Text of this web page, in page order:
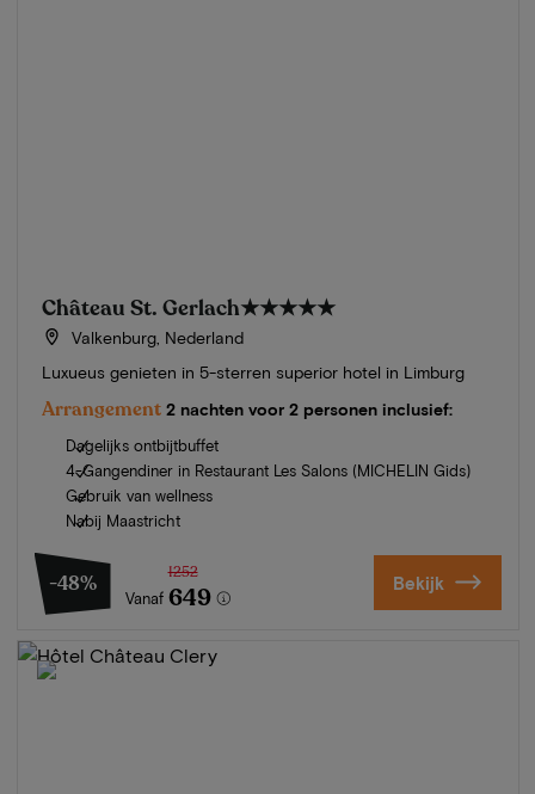
Château St. Gerlach★★★★★
Valkenburg, Nederland
Luxueus genieten in 5-sterren superior hotel in Limburg
Arrangement 2 nachten voor 2 personen inclusief:
Dagelijks ontbijtbuffet
4-Gangendiner in Restaurant Les Salons (MICHELIN Gids)
Gebruik van wellness
Nabij Maastricht
-48%
Vanaf
1252
649 Bekijk